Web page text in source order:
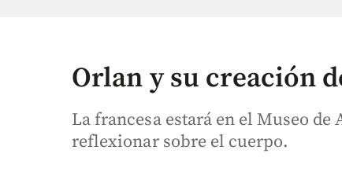
Orlan y su creación
La francesa estará en el Museo
reflexionar sobre el cuerpo.